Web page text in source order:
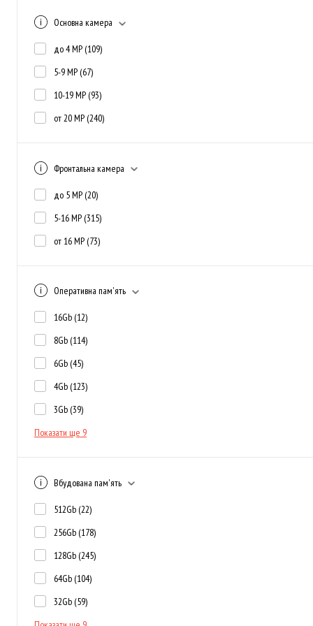
Основна камера
до 4 MP (109)
5-9 MP (67)
10-19 MP (93)
от 20 MP (240)
Фронтальна камера
до 5 MP (20)
5-16 MP (315)
от 16 MP (73)
Оперативна пам'ять
16Gb (12)
8Gb (114)
6Gb (45)
4Gb (123)
3Gb (39)
Показати ще 9
Вбудована пам'ять
512Gb (22)
256Gb (178)
128Gb (245)
64Gb (104)
32Gb (59)